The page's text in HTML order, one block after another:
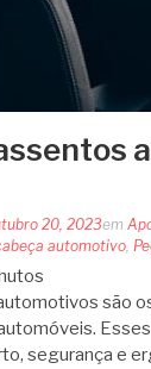
20, 2023em
automotivo,
são
segurança e